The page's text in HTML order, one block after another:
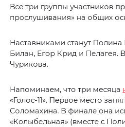
Все три группы участников
прослушивания» на общих
Наставниками станут
Билан, Егор Крид и Пелагея.
Чурикова.
Напоминаем, что три месяца
«Голос-11». Первое место
Соломахина. В финале она
«Колыбельная» (вместе с